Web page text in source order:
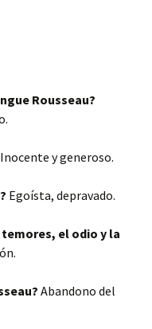
Rousseau?
Inocente y generoso.
Egoísta, depravado.
temores, el odio y la
Abandono del